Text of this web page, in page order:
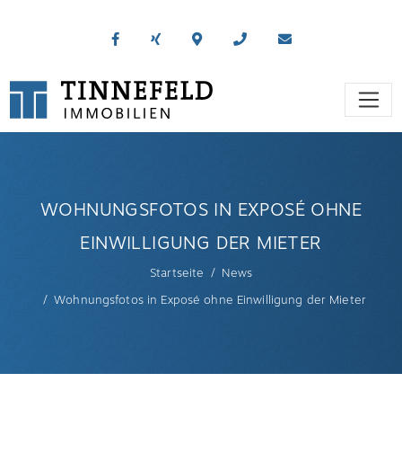
WOHNUNGSFOTOS IN EXPOSÉ OHNE
EINWILLIGUNG DER MIETER
Startseite
News
Wohnungsfotos in Exposé ohne Einwilligung der Mieter